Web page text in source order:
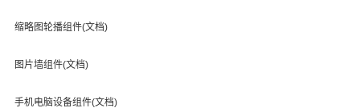
缩略图轮播组件(文档)
图片墙组件(文档)
手机电脑设备组件(文档)